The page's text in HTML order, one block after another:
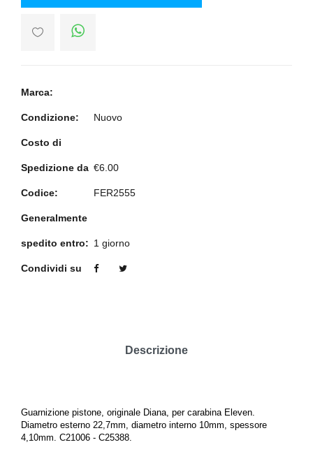
Marca:
Condizione: Nuovo
Costo di
Spedizione da €6.00
Codice: FER2555
Generalmente
spedito entro: 1 giorno
Condividi su
Descrizione
Guarnizione pistone, originale Diana, per carabina Eleven.
Diametro esterno 22,7mm, diametro interno 10mm, spessore
4,10mm. C21006 - C25388.